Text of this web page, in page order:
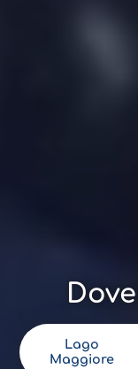
Lago
Maggiore